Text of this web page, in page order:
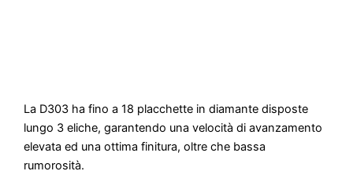
La D303 ha fino a 18 placchette in diamante disposte
lungo 3 eliche, garantendo una velocità di avanzamento
elevata ed una ottima finitura, oltre che bassa
rumorosità.